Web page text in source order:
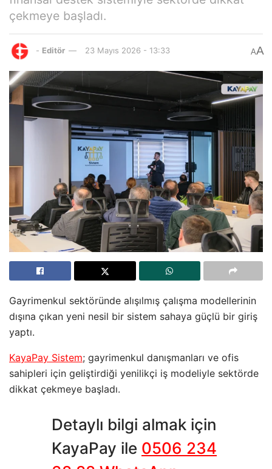
çekmeye başladı.
- Editör 23 Mayıs 2026 - 13:33 AA
Gayrimenkul sektöründe alışılmış çalışma modellerinin
dışına çıkan yeni nesil bir sistem sahaya güçlü bir giriş
yaptı.
KayaPay Sistem; gayrimenkul danışmanları ve ofis
sahipleri için geliştirdiği yenilikçi iş modeliyle sektörde
dikkat çekmeye başladı.
Detaylı bilgi almak için
KayaPay ile 0506 234